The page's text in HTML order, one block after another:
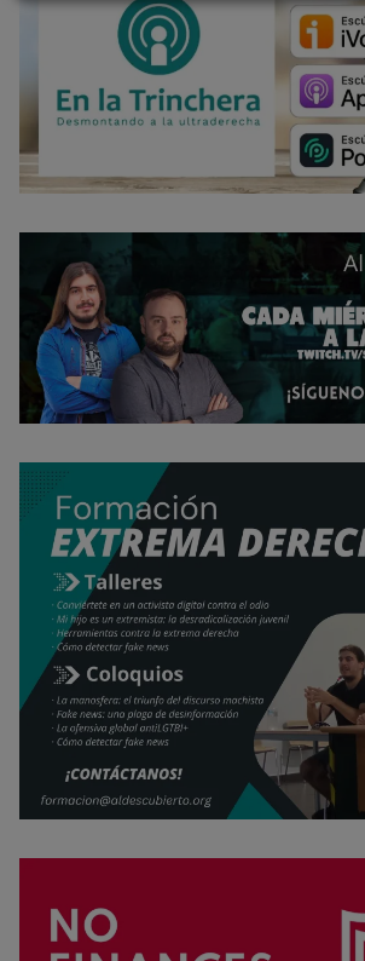
último, puedes leer nuestra Política de
No dar mi información personal